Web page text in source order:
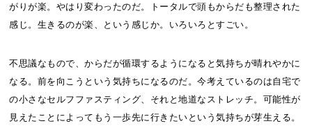
がりが楽。やはり変わったのだ。トータルで頭もからだも整理された
感じ。生きるのが楽、という感じか。いろいろとすごい。
不思議なもので、からだが循環するようになると気持ちが晴れやかに
なる。前を向こうという気持ちになるのだ。今考えているのは自宅で
の小さなセルフファスティング、それと地道なストレッチ。可能性が
見えたことによってもう一歩先に行きたいという気持ちが芽生える。